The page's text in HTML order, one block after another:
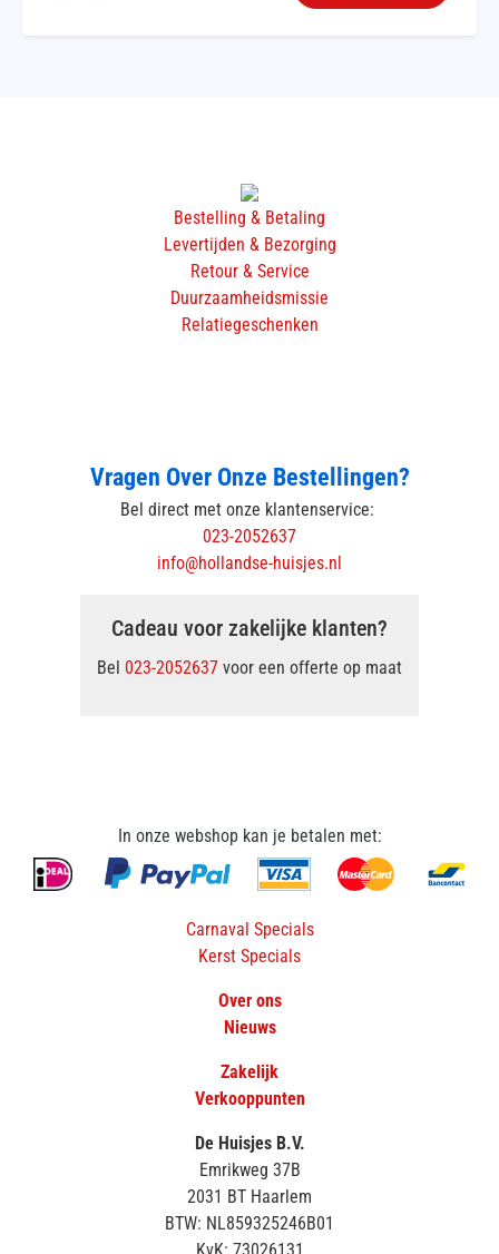
Bestelling & Betaling
Levertijden & Bezorging
Retour & Service
Duurzaamheidsmissie
Relatiegeschenken
Vragen Over Onze Bestellingen?
Bel direct met onze klantenservice:
023-2052637
info@hollandse-huisjes.nl
Cadeau voor zakelijke klanten?
Bel 023-2052637 voor een offerte op maat
In onze webshop kan je betalen met:
Carnaval Specials
Kerst Specials
Over ons
Nieuws
Zakelijk
Verkooppunten
De Huisjes B.V.
Emrikweg 37B
2031 BT Haarlem
BTW: NL859325246B01